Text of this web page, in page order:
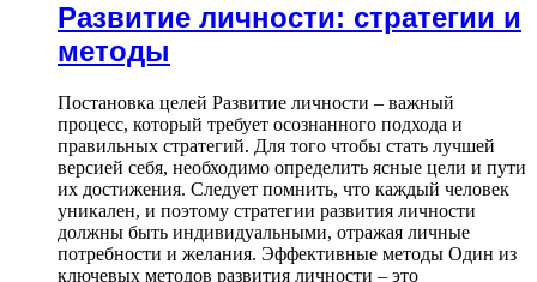
Развитие личности: стратегии и
методы
Постановка целей Развитие личности – важный
процесс, который требует осознанного подхода и
правильных стратегий. Для того чтобы стать лучшей
версией себя, необходимо определить ясные цели и пути
их достижения. Следует помнить, что каждый человек
уникален, и поэтому стратегии развития личности
должны быть индивидуальными, отражая личные
потребности и желания. Эффективные методы Один из
ключевых методов развития личности – это